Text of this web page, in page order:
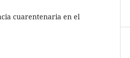
cuarentenaria en el